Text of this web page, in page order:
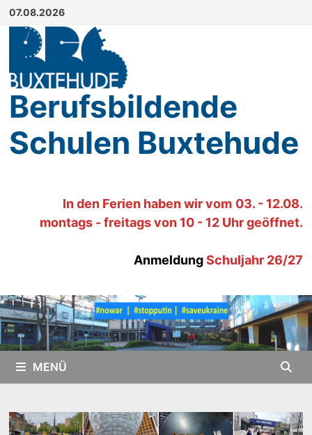
Zum
Inhalt
springen
07.08.2026
Berufsbildende
Schulen Buxtehude
In den Ferien haben wirvom 03. - 12.08.
montags - freitags von 10 - 12 Uhr geöffnet.
AnmeldungSchuljahr 26/27
MENÜ